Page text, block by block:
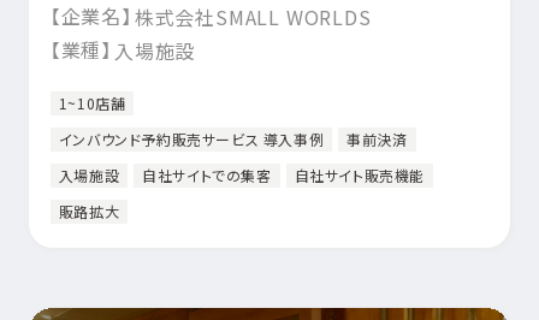
【企業名】 株式会社SMALL WORLDS
【業種】 入場施設
1~10店舗
インバウンド予約販売サービス 導入事例
事前決済
入場施設
自社サイトでの集客
自社サイト販売機能
販路拡大